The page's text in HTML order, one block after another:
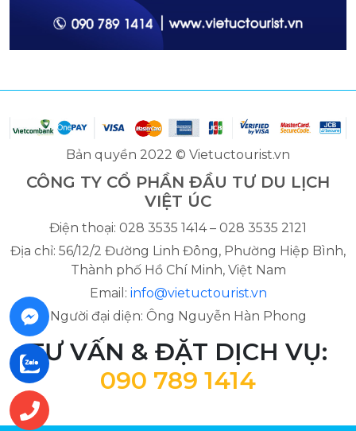
Bản quyền 2022 © Vietuctourist.vn
CÔNG TY CỔ PHẦN ĐẦU TƯ DU LỊCH
VIỆT ÚC
Điện thoại: 028 3535 1414 – 028 3535 2121
Địa chỉ: 56/12/2 Đường Linh Đông, Phường Hiệp Bình,
Thành phố Hồ Chí Minh, Việt Nam
Email: info@vietuctourist.vn
Người đại diện: Ông Nguyễn Hàn Phong
TƯ VẤN & ĐẶT DỊCH VỤ:
090 789 1414